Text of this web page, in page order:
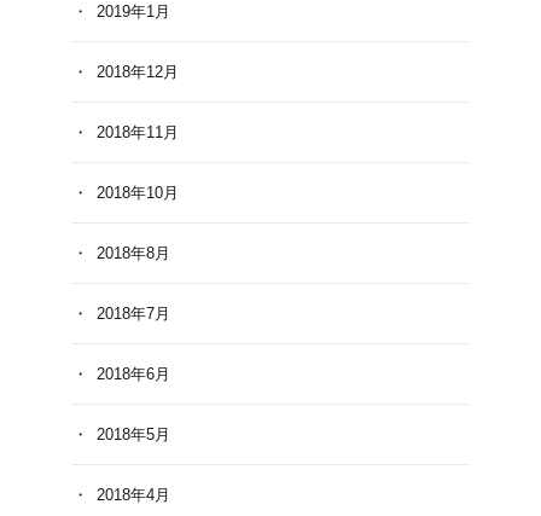
2019年1月
2018年12月
2018年11月
2018年10月
2018年8月
2018年7月
2018年6月
2018年5月
2018年4月